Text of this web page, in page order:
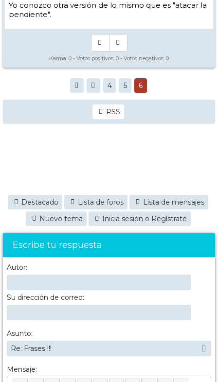
Yo conozco otra versión de lo mismo que es "atacar la
pendiente".
Karma: 0 - Votos positivos: 0 - Votos negativos: 0
4 5 6
RSS
Destacado Lista de foros
Lista de mensajes
Nuevo tema
Inicia sesión o Regístrate
Escribe tu respuesta
Autor:
Su dirección de correo:
Asunto:
Mensaje: